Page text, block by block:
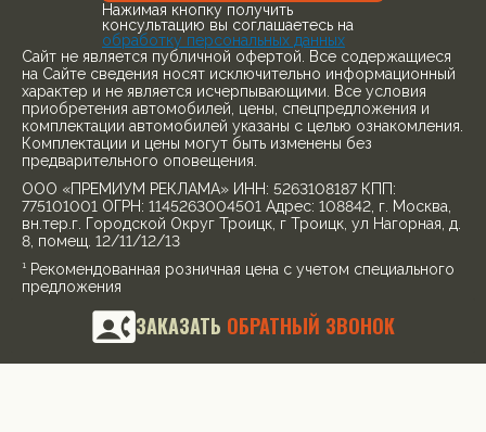
Нажимая кнопку получить
консультацию вы соглашаетесь на
обработку персональных данных
Cайт не является публичной офертой. Все содержащиеся
на Сайте сведения носят исключительно информационный
характер и не является исчерпывающими. Все условия
приобретения автомобилей, цены, спецпредложения и
комплектации автомобилей указаны с целью ознакомления.
Комплектации и цены могут быть изменены без
предварительного оповещения.
ООО «ПРЕМИУМ РЕКЛАМА» ИНН: 5263108187 КПП:
775101001 ОГРН: 1145263004501 Адрес: 108842, г. Москва,
вн.тер.г. Городской Округ Троицк, г Троицк, ул Нагорная, д.
8, помещ. 12/11/12/13
¹ Рекомендованная розничная цена с учетом специального
предложения
© 2026, все права защищены
Политика конфиденциальности
ЗАКАЗАТЬ ОБРАТНЫЙ ЗВОНОК